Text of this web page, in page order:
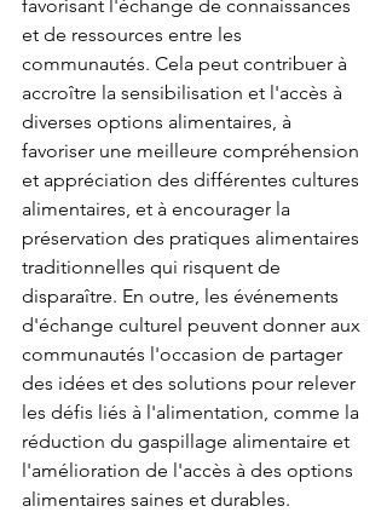
favorisant l'échange de connaissances
et de ressources entre les
communautés. Cela peut contribuer à
accroître la sensibilisation et l'accès à
diverses options alimentaires, à
favoriser une meilleure compréhension
et appréciation des différentes cultures
alimentaires, et à encourager la
préservation des pratiques alimentaires
traditionnelles qui risquent de
disparaître. En outre, les événements
d'échange culturel peuvent donner aux
communautés l'occasion de partager
des idées et des solutions pour relever
les défis liés à l'alimentation, comme la
réduction du gaspillage alimentaire et
l'amélioration de l'accès à des options
alimentaires saines et durables.